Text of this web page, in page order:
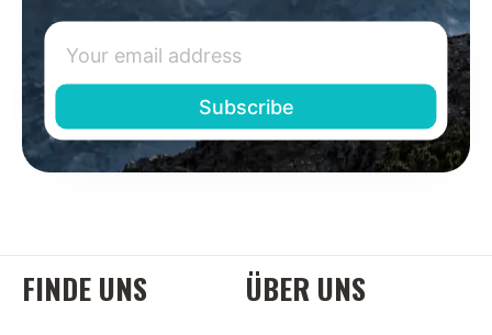
FINDE UNS ÜBER UNS